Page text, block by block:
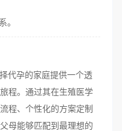
。
代孕的家庭提供一个透
程。通过其在生殖医学
程、个性化的方案定制
母能够匹配到最理想的